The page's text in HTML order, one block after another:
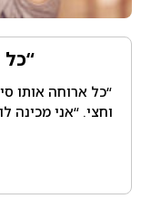
“כל
“כל ארוחה אותו
וחצי. “אני מכינה